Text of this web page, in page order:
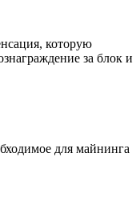
которую
за блок и
для майнинга